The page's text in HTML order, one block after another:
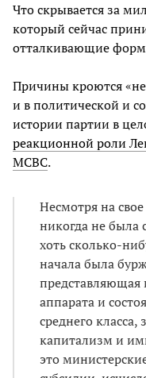
Что скрывается за
который сейчас
отталкивающие
Причины кроются
и в политической и
истории партии в
реакционной роли
МСВС.
Несмотря на
никогда не была
хоть сколько-
начала была
представляющая
аппарата и
среднего
капитализм и
это